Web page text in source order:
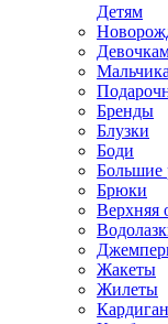
Детям
Бренды
Блузки
Боди
Большие
Брюки
Верхняя
Жакеты
Жилеты